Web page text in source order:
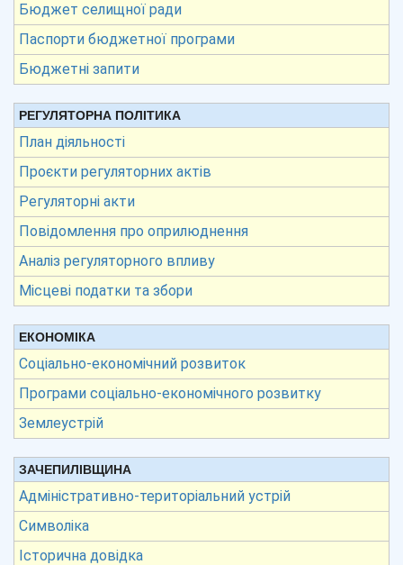
Бюджет селищної ради
Паспорти бюджетної програми
Бюджетні запити
РЕГУЛЯТОРНА ПОЛІТИКА
План діяльності
Проєкти регуляторних актів
Регуляторні акти
Повідомлення про оприлюднення
Аналіз регуляторного впливу
Місцеві податки та збори
ЕКОНОМІКА
Соціально-економічний розвиток
Програми соціально-економічного розвитку
Землеустрій
ЗАЧЕПИЛІВЩИНА
Адміністративно-територіальний устрій
Символіка
Історична довідка